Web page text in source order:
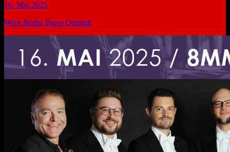
16. Mai 2025
Wien Berlin Brass Quintett